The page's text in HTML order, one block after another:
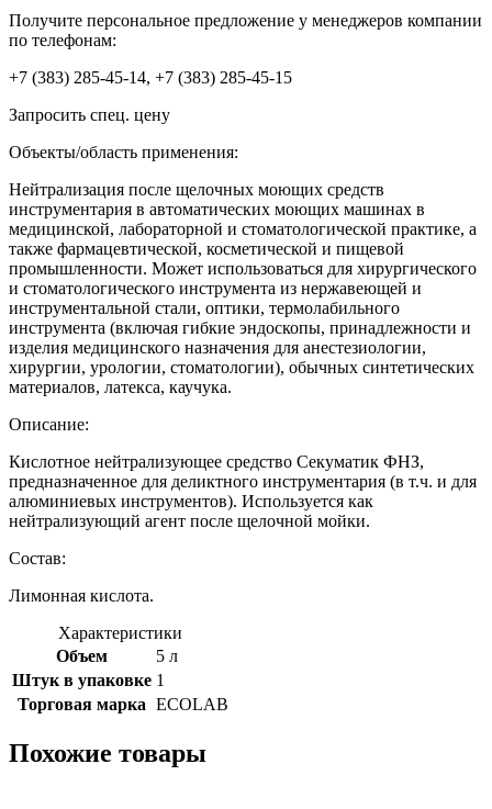
Получите персональное предложение у менеджеров компании
по телефонам:
+7 (383) 285-45-14, +7 (383) 285-45-15
Запросить спец. цену
Объекты/область применения:
Нейтрализация после щелочных моющих средств
инструментария в автоматических моющих машинах в
медицинской, лабораторной и стоматологической практике, а
также фармацевтической, косметической и пищевой
промышленности. Может использоваться для хирургического
и стоматологического инструмента из нержавеющей и
инструментальной стали, оптики, термолабильного
инструмента (включая гибкие эндоскопы, принадлежности и
изделия медицинского назначения для анестезиологии,
хирургии, урологии, стоматологии), обычных синтетических
материалов, латекса, каучука.
Описание:
Кислотное нейтрализующее средство Секуматик ФНЗ,
предназначенное для деликтного инструментария (в т.ч. и для
алюминиевых инструментов). Используется как
нейтрализующий агент после щелочной мойки.
Состав:
Лимонная кислота.
Характеристики
Объем
5 л
Штук в упаковке 1
Торговая марка ECOLAB
Похожие товары